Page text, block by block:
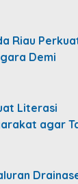
Riau
Demi
Literasi
agar